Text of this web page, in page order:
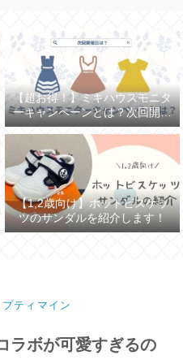
【超お得！】ミキハウスモニタ
ーキャンペーンとは？次回開催
日は？
【1,2歳向け】ホットビスケッ
ツのサンダルを紹介します！
プティマイン
ラボが可愛すぎるの